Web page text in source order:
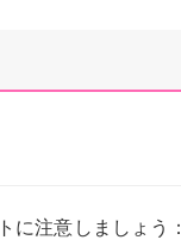
に注意しましょう：